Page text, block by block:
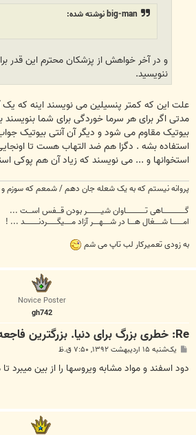
big-man نوشته شده:
و در آخر خواهش از پزشکان محترم این قدر
ننویسید.
علت این که کمتر پنسیلین می نویسند اینه که
مدتی اگر برای هر سرما خوردگی برای شما
بیوتیک مقاوم می شود و دیگر آن آنتی بیوتیک
استفاده بشه . دگزا هم ضد التهاب هست تا
استخوانها و ... می نویسند که زیاد آن هم پوکی
پروانه نیستم که به یک شعله جان دهم / شمعم که سوزم و
گــــــــــــــــاهی تــــــــــــــاوان شیــــــــــر بودن قـــفس اســـت ...
امــــــــا شـــــغال هــــا در شـــــهــــر آزاد مـــــیگـــــــردنــــــــــد ... !
به زودی تعمیرکار لب تاپ می شم
Novice Poster
gh742
Re: خطری بزرگ برای دنیا. بزرگترین فاجعه تاریخ بشریت
ت
یک‌شنبه ۱۵ اردیبهشت ۱۳۹۲, ۷:۵۰ ق.ظ
دود اسفند و مواد مشابه ویروسها را از بین میبرد